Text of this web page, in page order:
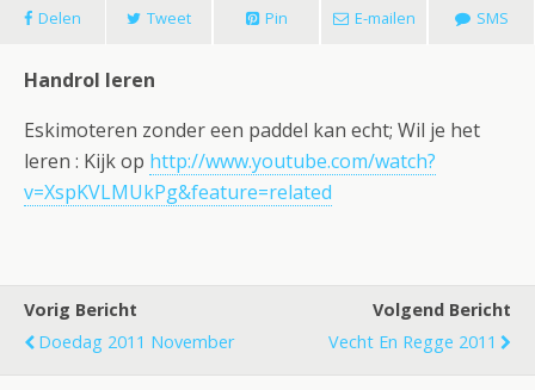
Delen Tweet Pin E-mailen SMS
Handrol leren
Eskimoteren zonder een paddel kan echt; Wil je het
leren : Kijk op http://www.youtube.com/watch?
v=XspKVLMUkPg&feature=related
Vorig Bericht
Doedag 2011 November
Volgend Bericht
Vecht En Regge 2011